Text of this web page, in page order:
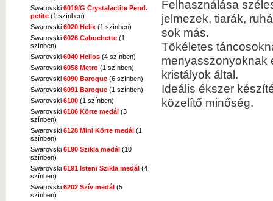
Swarovski 6019/G Crystalactite Pend.
petite (1 színben)
Swarovski 6020 Helix (1 színben)
Swarovski 6026 Cabochette (1
színben)
Swarovski 6040 Helios (4 színben)
Swarovski 6058 Metro (1 színben)
Swarovski 6090 Baroque (6 színben)
Swarovski 6091 Baroque (1 színben)
Swarovski 6100 (1 színben)
Swarovski 6106 Körte medál (3
színben)
Swarovski 6128 Mini Körte medál (1
színben)
Swarovski 6190 Szikla medál (10
színben)
Swarovski 6191 Isteni Szikla medál (4
színben)
Swarovski 6202 Szív medál (5
színben)
Felhasználása
jelmezek, tiarák,
sok más.
Tökéletes
menyasszonyoknak
kristályok által.
Ideális ékszer
közelítő minőség.